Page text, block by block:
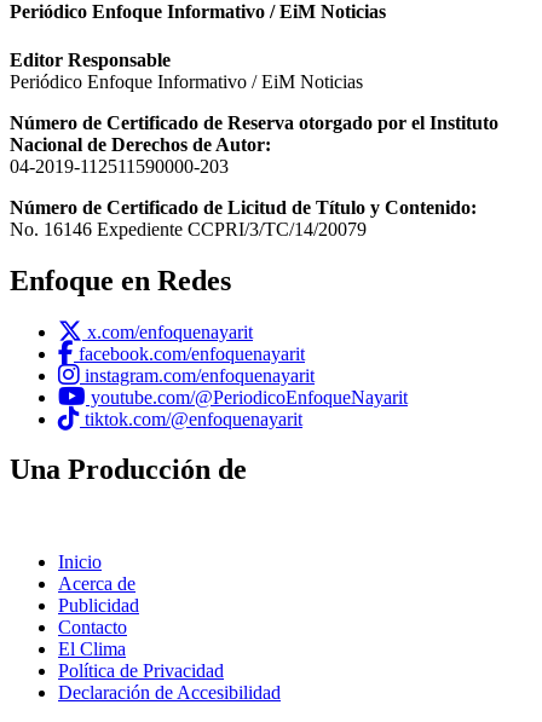
Periódico Enfoque Informativo / EiM Noticias
Editor Responsable
Periódico Enfoque Informativo / EiM Noticias
Número de Certificado de Reserva otorgado por el Instituto
Nacional de Derechos de Autor:
04-2019-112511590000-203
Número de Certificado de Licitud de Título y Contenido:
No. 16146 Expediente CCPRI/3/TC/14/20079
Enfoque en Redes
x.com/enfoquenayarit
facebook.com/enfoquenayarit
instagram.com/enfoquenayarit
youtube.com/@PeriodicoEnfoqueNayarit
tiktok.com/@enfoquenayarit
Una Producción de
Inicio
Acerca de
Publicidad
Contacto
El Clima
Política de Privacidad
Declaración de Accesibilidad